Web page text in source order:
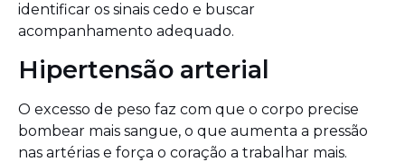
identificar os sinais cedo e buscar
acompanhamento adequado.
Hipertensão arterial
O excesso de peso faz com que o corpo precise
bombear mais sangue, o que aumenta a pressão
nas artérias e força o coração a trabalhar mais.